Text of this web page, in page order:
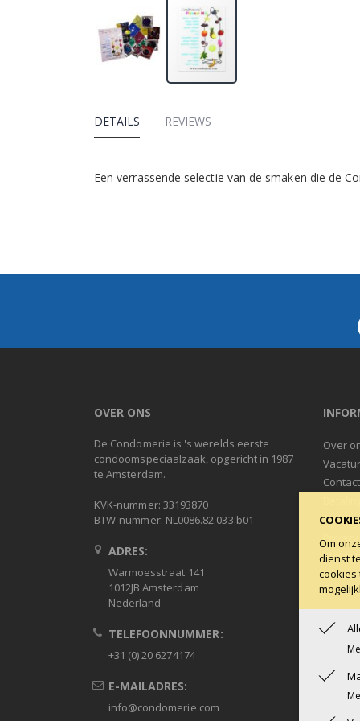
DETAILS
Een verrassende selectie van de smaken die de
REVIEWS
OVER ONS
De Condomerie is 's werelds eerste
condoomspeciaalzaak, opgericht in 1987
te Amsterdam.
KVK-nummer: 33193870
BTW-nummer: NL0086.82.033.b01
ADRES:
Warmoesstraat 141
1012JB Amsterdam
Nederland
TELEFOONNUMMER:
+31 (0) 20 6274174
E-MAILADRES:
info@condomerie.com
Over
Contact
Ruilen
Privacy
Om
dienst
cookies